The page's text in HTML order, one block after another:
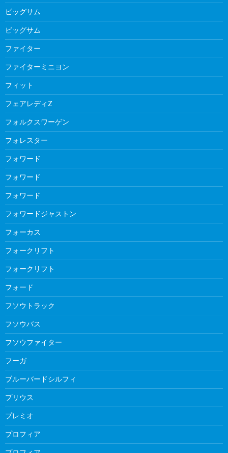
ビッグサム
ビッグサム
ファイター
ファイターミニヨン
フィット
フェアレディZ
フォルクスワーゲン
フォレスター
フォワード
フォワード
フォワード
フォワードジャストン
フォーカス
フォークリフト
フォークリフト
フォード
フソウトラック
フソウバス
フソウファイター
フーガ
ブルーバードシルフィ
プリウス
プレミオ
プロフィア